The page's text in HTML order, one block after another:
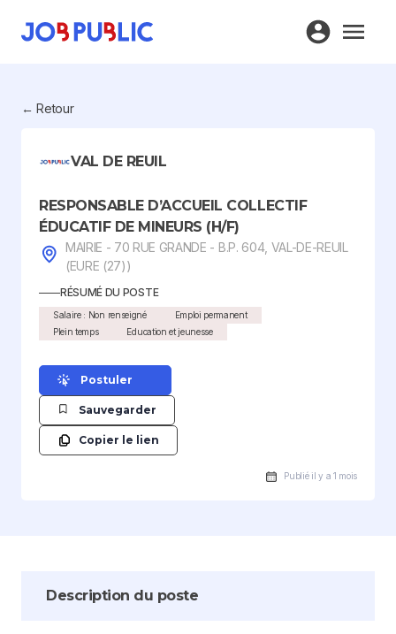
← Retour
VAL DE REUIL
RESPONSABLE D’ACCUEIL COLLECTIF
ÉDUCATIF DE MINEURS (H/F)
MAIRIE - 70 RUE GRANDE - B.P. 604, VAL-DE-REUIL
(EURE (27))
RÉSUMÉ DU POSTE
Salaire : Non renseigné
Emploi permanent
Plein temps
Education et jeunesse
Postuler
Sauvegarder
Copier le lien
Publié il y a 1 mois
Description du poste